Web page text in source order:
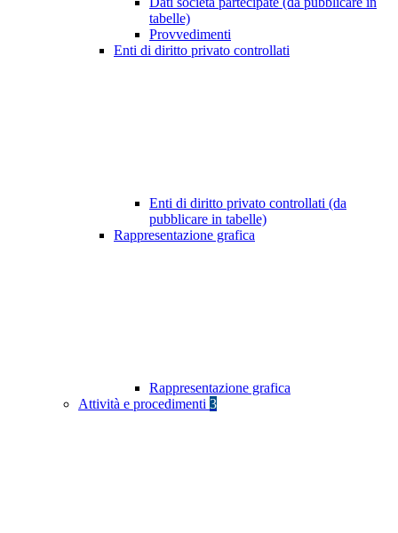
tabelle)
Provvedimenti
Enti di diritto privato controllati
Enti di diritto privato controllati (da
pubblicare in tabelle)
Rappresentazione grafica
Rappresentazione grafica
Attività e procedimenti 3